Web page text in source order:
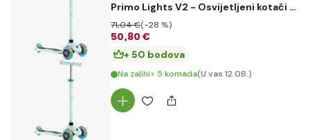
Primo Lights V2 - Osvijetljeni kotači -
Dark Mint
50,80 €
71,04 €(-28 %)
+ 50 bodova
Na zalihi> 5 komada(U vas 12.08.)